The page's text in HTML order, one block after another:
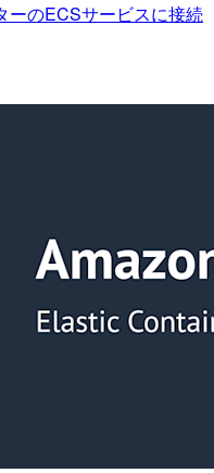
ーのECSサービスに接続